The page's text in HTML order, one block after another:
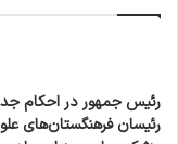
رئیس جمهور در احکام
رئیسان فرهنگستان‌های